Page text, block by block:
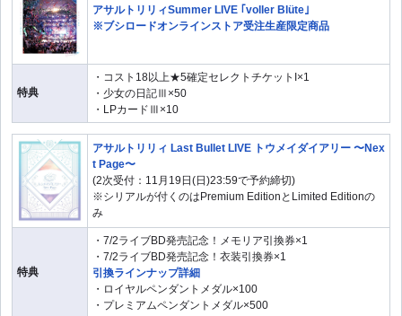
アサルトリリィSummer LIVE ｢voller Blüte｣
※ブシロードオンラインストア受注生産限定商品
特典
・コスト18以上★5確定セレクトチケットI×1
・少女の日記Ⅲ×50
・LPカードⅢ×10
アサルトリリィ Last Bullet LIVE トウメイダイアリー 〜Nex
t Page〜
(2次受付：11月19日(日)23:59で予約締切)
※シリアルが付くのはPremium EditionとLimited Editionの
み
特典
・7/2ライブBD発売記念！メモリア引換券×1
・7/2ライブBD発売記念！衣装引換券×1
引換ラインナップ詳細
・ロイヤルペンダントメダル×100
・プレミアムペンダントメダル×500